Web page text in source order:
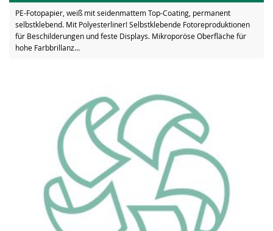
PE-Fotopapier, weiß mit seidenmattem Top-Coating, permanent
selbstklebend. Mit Polyesterliner! Selbstklebende Fotoreproduktionen
für Beschilderungen und feste Displays. Mikroporöse Oberfläche für
hohe Farbbrillanz...